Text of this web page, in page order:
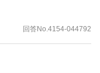
回答No.4154-044792